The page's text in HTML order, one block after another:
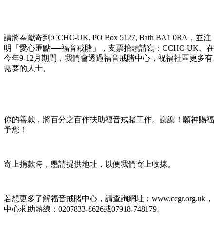
請將奉獻寄到:CCHC-UK, PO Box 5127, Bath BA1 0RA，並注
明「愛心匯點──福音戒賭」，支票抬頭請寫：CCHC-UK。在
今年9-12月期間，我們會透過福音戒賭中心，祝福社區更多有
需要的人士。
你的善款，將百分之百作扶助福音戒賭工作。謝謝！願神賜福
予您！
寄上捐款時，懇請提供地址，以便我們寄上收據。
若想更多了解福音戒賭中心，請查詢網址：www.ccgr.org.uk，
中心求助熱線：0207833-8626或07918-748179。